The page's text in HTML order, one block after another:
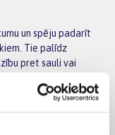
un spēju padarīt
Tie palīdz
pret sauli vai
uzstādāmi un